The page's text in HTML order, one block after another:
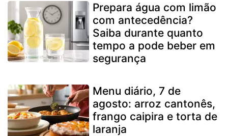
Prepara água com limão
com antecedência?
Saiba durante quanto
tempo a pode beber em
segurança
Menu diário, 7 de
agosto: arroz cantonês,
frango caipira e torta de
laranja